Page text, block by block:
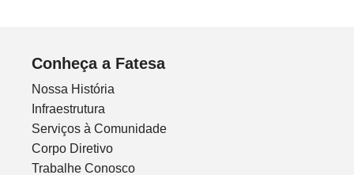
Conheça a Fatesa
Nossa História
Infraestrutura
Serviços à Comunidade
Corpo Diretivo
Trabalhe Conosco